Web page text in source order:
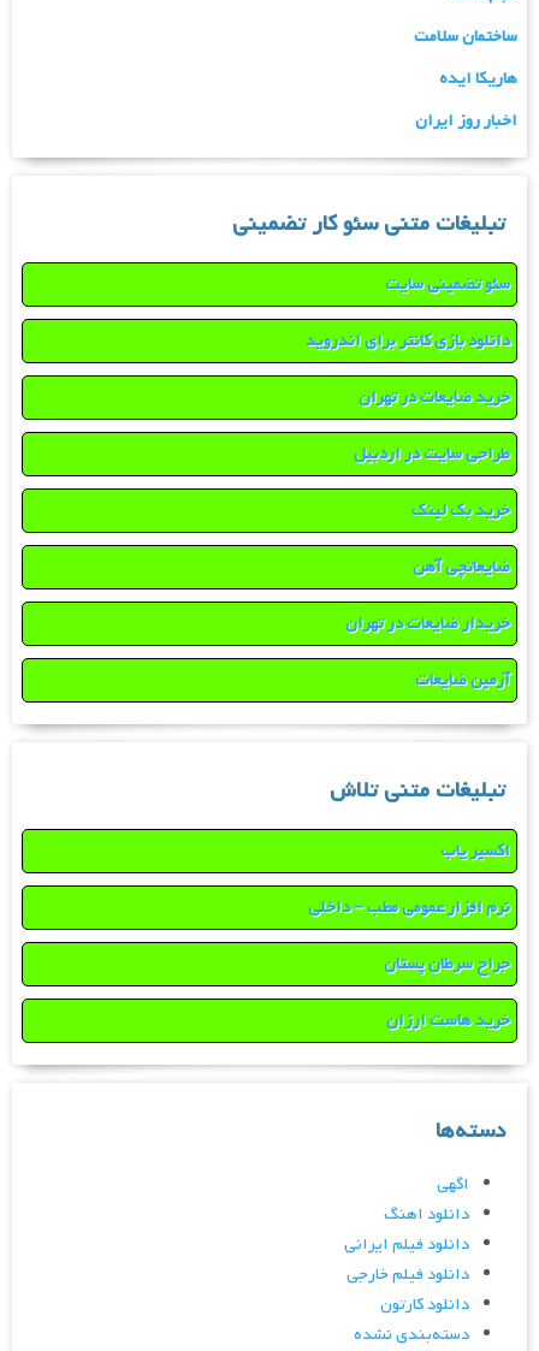
ساختمان سلامت
هاریکا ایده
اخبار روز ایران
تبلیغات متنی سئو کار تضمینی
سئو تضمینی سایت
دانلود بازی کانتر برای اندروید
خرید ضایعات در تهران
طراحی سایت در اردبیل
خرید بک لینک
ضایعاتچی آهن
خریدار ضایعات در تهران
آرمین ضایعات
تبلیغات متنی تلاش
اکسیر یاب
نرم افزار عمومی مطب – داخلی
جراح سرطان پستان
خرید هاست ارزان
دسته‌ها
اگهی
دانلود اهنگ
دانلود فیلم ایرانی
دانلود فیلم خارجی
دانلود کارتون
دسته‌بندی نشده